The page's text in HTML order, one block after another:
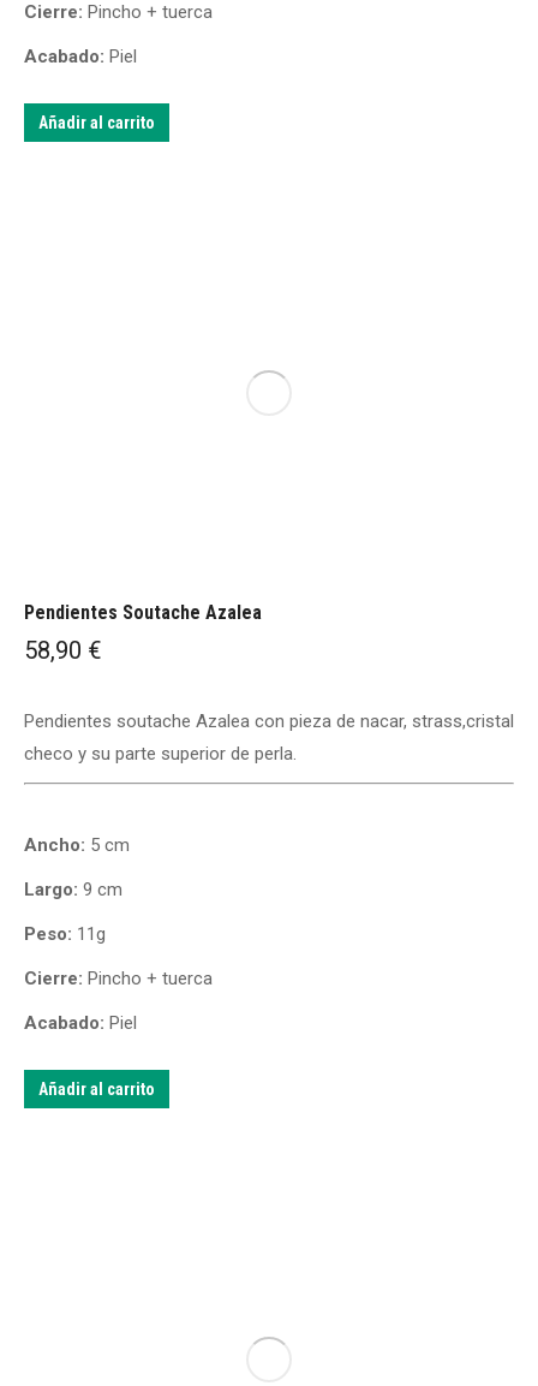
Cierre: Pincho + tuerca
Acabado: Piel
Añadir al carrito
Pendientes Soutache Azalea
58,90 €
Pendientes soutache Azalea con pieza de nacar, strass,cristal
checo y su parte superior de perla.
Ancho: 5 cm
Largo: 9 cm
Peso: 11g
Cierre: Pincho + tuerca
Acabado: Piel
Añadir al carrito